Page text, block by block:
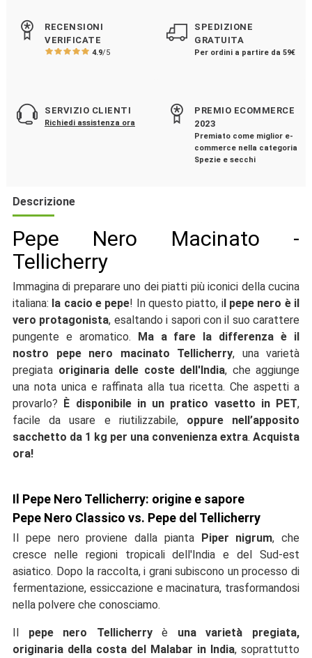
RECENSIONI
VERIFICATE
4.9/5
SPEDIZIONE
GRATUITA
Per ordini a partire da 59€
SERVIZIO CLIENTI
Richiedi assistenza ora
PREMIO ECOMMERCE
2023
Premiato come miglior e-
commerce nella categoria
Spezie e secchi
Descrizione
Pepe Nero Macinato -
Tellicherry
Immagina di preparare uno dei piatti più iconici della cucina
italiana: la cacio e pepe! In questo piatto, il pepe nero è il
vero protagonista, esaltando i sapori con il suo carattere
pungente e aromatico.
Ma a fare la differenza è il
nostro pepe nero macinato Tellicherry, una varietà
pregiata originaria delle coste dell'India, che aggiunge
una nota unica e raffinata alla tua ricetta. Che aspetti a
provarlo?
È disponibile in un pratico vasetto in PET,
facile da usare e riutilizzabile, oppure nell’apposito
sacchetto da 1 kg per una convenienza extra. Acquista
ora!
Il Pepe Nero Tellicherry: origine e sapore
Pepe Nero Classico vs. Pepe del Tellicherry
Il pepe nero proviene dalla pianta Piper nigrum, che
cresce nelle regioni tropicali dell'India e del Sud-est
asiatico. Dopo la raccolta, i grani subiscono un processo di
fermentazione, essiccazione e macinatura, trasformandosi
nella polvere che conosciamo.
pepe nero Tellicherryè una varietà pregiata,
originaria della costa del Malabar in India, soprattutto